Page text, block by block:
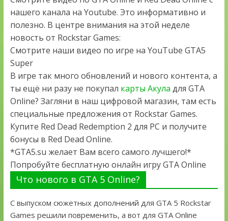
нашего канала на Youtube. Это информативно и
полезно. В центре внимания на этой неделе
новость от Rockstar Games:
Смотрите наши видео по игре на YouTube GTA5
Super
В игре так много обновлений и нового контента, а
ты ещё ни разу не покупал карты Акула для GTA
Online? Загляни в наш цифровой магазин, там есть
специальные предложения от Rockstar Games.
Купите Red Dead Redemption 2 для PC и получите
бонусы в Red Dead Online.
*GTA5.su желает Вам всего самого лучшего!*
Попробуйте бесплатную онлайн игру GTA Online
Что нового в GTA 5 Online?
С выпуском сюжетных дополнений для GTA 5 Rockstar
Games решили повременить, а вот для GTA Online